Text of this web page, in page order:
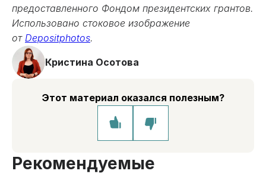
предоставленного Фондом президентских грантов.
Использовано стоковое изображение
от Depositphotos.
Кристина Осотова
Этот материал оказался полезным?
Рекомендуемые